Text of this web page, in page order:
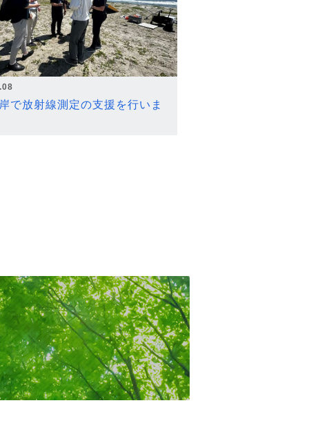
で放射線測定の支援を行いま